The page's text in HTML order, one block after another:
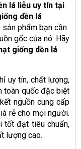
lá liễu uy tín tại
dền lá
sản phẩm bạn cần
gốc của nó. Hãy
giống dền lá
uy tín, chất lượng,
toàn quốc đặc biệt
nguồn cung cấp
rẻ cho mọi người.
tốt đạt tiêu chuẩn,
lượng cao.